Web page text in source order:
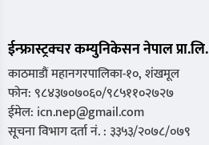
ईन्फ्रास्ट्रक्चर कम्युनिकेसन नेपाल प्रा.लि.
काठमाडौं महानगरपालिका-१०, शंखमूल
फोन: ९८४३७०७०६०/९८५११०२७२७
ईमेल: icn.nep@gmail.com
सूचना विभाग दर्ता नं. : ३३५३/२०७८/०७९